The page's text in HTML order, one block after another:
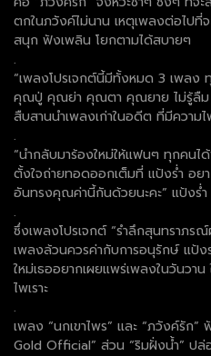
ตกในภวังค์ไม่นาน เหตุเพลงต่อไปที่
สนุก ฟังเพลิน โยกตามได้สบายๆ
.
“เพลงโปรเจกต์นี้มีทั้งหมด 3 เพลง
คุณปู่ คุณย่า คุณตา คุณยาย ไม่รู้ลืม
สืบสานนำเพลงเก่าในอดีต ที่มีความไ
.
“นำกลับมาร้องใหม่ให้แฟนๆ ทุกคน
ตั้งใจถ่ายทอดออกเต็มที่ แป้งร่ำ อย
อันทรงคุณค่านี้กันด้วยนะคะ” แป้งร่ำ
.
ซึ่งเพลงโปรเจกต์ “รำลึกสุนทราภร
เพลงล้วนควรค่ากับการอนุรักษ์ แป้ง
ใหม่เธออยากเผยแพร่เพลงในวันวา
ไพเราะ
.
เพลง “นกเขาไพร” และ “ภวังค์รัก
Gold Official” ส่วน “ริมฝั่งน้ำ” ป